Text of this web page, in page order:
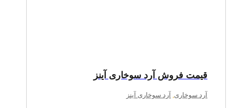
قیمت فروش آرد سوخاری آینز
آرد سوخاری, آرد سوخاری آینز